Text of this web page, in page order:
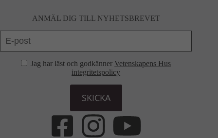
ANMÄL DIG TILL NYHETSBREVET
Jag har läst och godkännerVetenskapens Hus
integritetspolicy
SKICKA